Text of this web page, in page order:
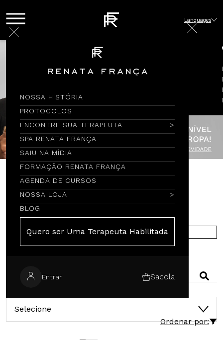
NOSSA HISTÓRIA
PROTOCOLOS
ENCONTRE SUA TERAPEUTA
SPA RENATA FRANÇA
SAIU NA MÍDIA
FORMAÇÃO RENATA FRANÇA
AGENDA DE CURSOS
NOSSA LOJA
BLOG
Quero ser Uma Terapeuta Habilitada
Entrar Sacola
Languages
EPIs
COMPRE NA EUROPA
Selecione
Ordenar por: